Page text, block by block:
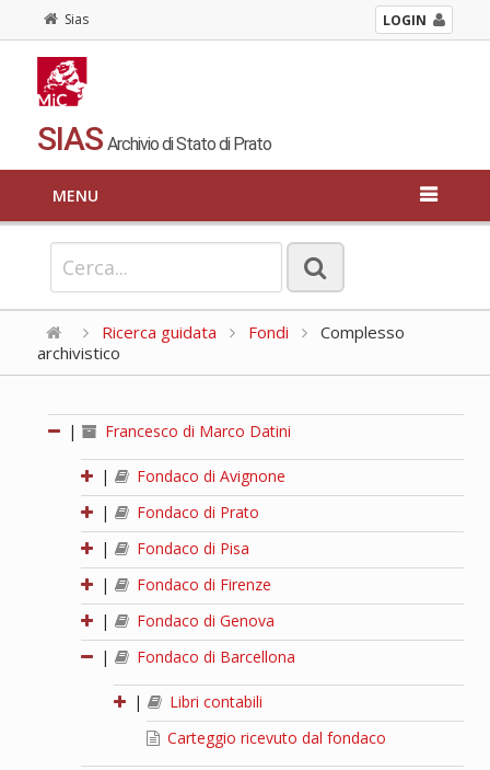
Sias LOGIN
SIAS Archivio di Stato di Prato
MENU
Ricerca guidata Fondi
Complesso
archivistico
| Francesco di Marco Datini
|
Fondaco di Avignone
|
Fondaco di Prato
|
Fondaco di Pisa
|
Fondaco di Firenze
|
Fondaco di Genova
|
Fondaco di Barcellona
|
Libri contabili
Carteggio ricevuto dal fondaco